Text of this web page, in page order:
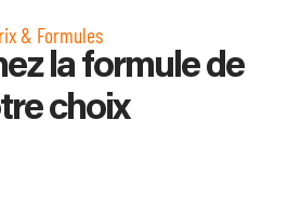
& Formules
la formule de
choix